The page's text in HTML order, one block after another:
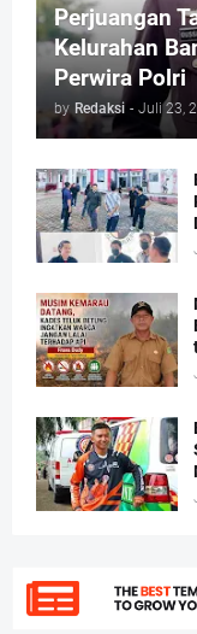
Perjuangan
Kelurahan
Perwira Polri
by Redaksi - Juli 23,